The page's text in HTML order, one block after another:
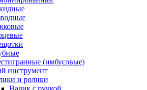
(имбусовые)
инструмент
и ролики
Валик с ручкой